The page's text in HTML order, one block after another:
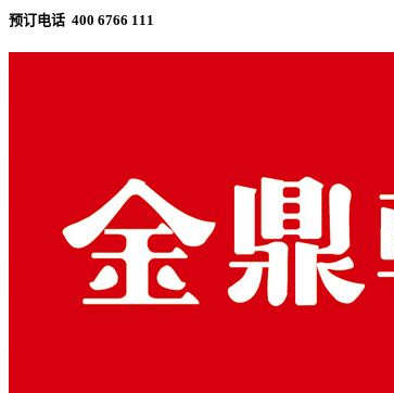
预订电话 400 6766 111